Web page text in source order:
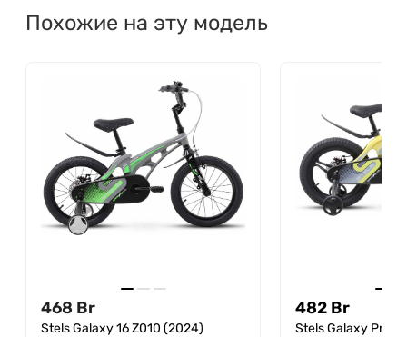
Похожие на эту модель
468 Br
Stels Galaxy 16 Z010 (2024)
482 Br
Stels Galaxy Pro